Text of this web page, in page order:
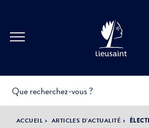
PRATIQUES &
DÉMARCHES
ACCUEIL ARTICLES D'ACTUALITÉ